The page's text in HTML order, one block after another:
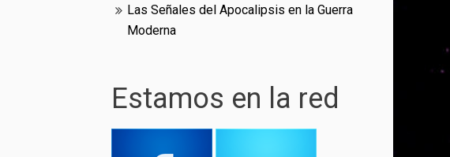
Las Señales del Apocalipsis en la Guerra
Moderna
Estamos en la red